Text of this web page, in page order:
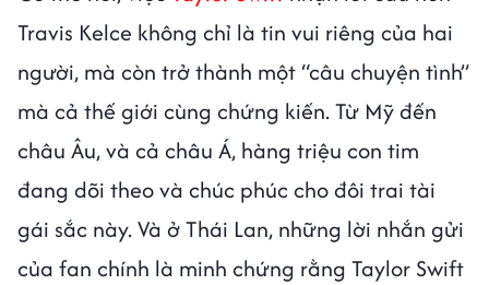
Travis Kelce không chỉ là tin vui riêng của hai
người, mà còn trở thành một “câu chuyện tình”
mà cả thế giới cùng chứng kiến. Từ Mỹ đến
châu Âu, và cả châu Á, hàng triệu con tim
đang dõi theo và chúc phúc cho đôi trai tài
gái sắc này. Và ở Thái Lan, những lời nhắn gửi
của fan chính là minh chứng rằng Taylor Swift